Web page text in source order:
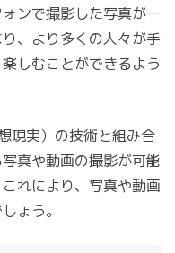
ンで撮影した写真が一
、より多くの人々が手
しむことができるよう
現実）の技術と組み合
真や動画の撮影が可能
れにより、写真や動画
ょう。